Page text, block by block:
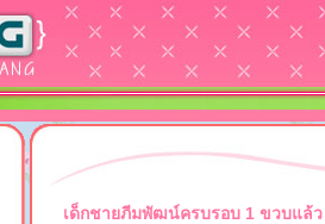
เด็กชายภีมพัฒน์ครบรอบ 1 ขวบแล้ว